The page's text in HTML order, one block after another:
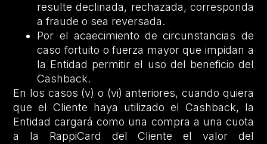
resulte declinada, rechazada, corresponda
a fraude o sea reversada.
Por el acaecimiento de circunstancias de
caso fortuito o fuerza mayor que impidan a
la Entidad permitir el uso del beneficio del
Cashback.
En los casos (v) o (vi) anteriores, cuando quiera
que el Cliente haya utilizado el Cashback, la
Entidad cargará como una compra a una cuota
a la RappiCard del Cliente el valor del